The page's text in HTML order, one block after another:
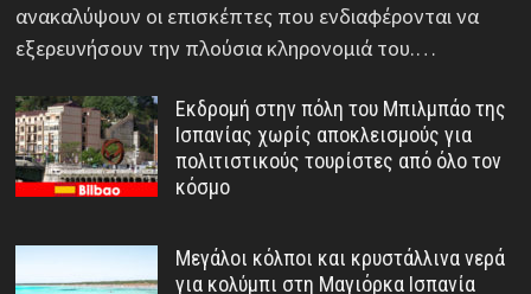
ανακαλύψουν οι επισκέπτες που ενδιαφέρονται να
εξερευνήσουν την πλούσια κληρονομιά του.…
Εκδρομή στην πόλη του Μπιλμπάο της
Ισπανίας χωρίς αποκλεισμούς για
πολιτιστικούς τουρίστες από όλο τον
κόσμο
Μεγάλοι κόλποι και κρυστάλλινα νερά
για κολύμπι στη Μαγιόρκα Ισπανία